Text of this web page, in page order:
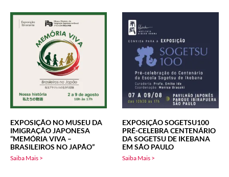
EXPOSIÇÃO NO MUSEU DA
IMIGRAÇÃO JAPONESA
“MEMÓRIA VIVA –
BRASILEIROS NO JAPÃO”
Saiba Mais >
EXPOSIÇÃO SOGETSU100
PRÉ-CELEBRA CENTENÁRIO
DA SOGETSU DE IKEBANA
EM SÃO PAULO
Saiba Mais >